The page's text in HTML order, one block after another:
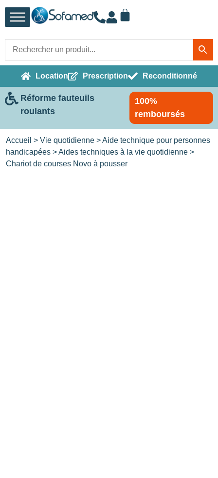
Location Prescription Reconditionné
Réforme fauteuils
roulants
100%
remboursés
Accueil > Vie quotidienne >Aide technique pour personnes
handicapées >Aides techniques à la vie quotidienne >
Chariot de courses Novo à pousser